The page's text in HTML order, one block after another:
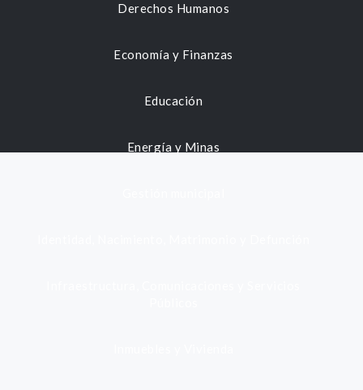
Derechos Humanos
Economía y Finanzas
Educación
Energía y Minas